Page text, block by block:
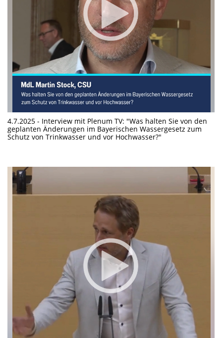
4.7.2025 - Interview mit Plenum TV: "Was halten Sie von den
geplanten Änderungen im Bayerischen Wassergesetz zum
Schutz von Trinkwasser und vor Hochwasser?"